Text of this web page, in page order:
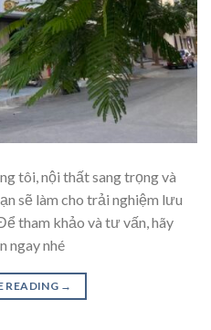
tôi, nội thất sang trọng và
sẽ làm cho trải nghiệm lưu
tham khảo và tư vấn, hãy
ngay nhé
READING →